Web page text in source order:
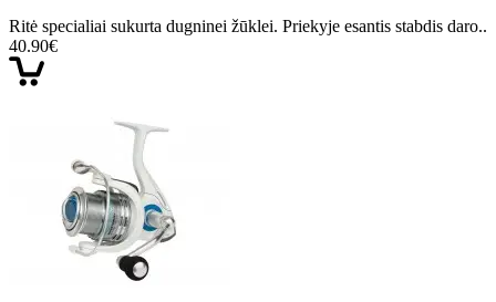
Ritė specialiai sukurta dugninei žūklei. Priekyje esantis stabdis daro..
40.90€